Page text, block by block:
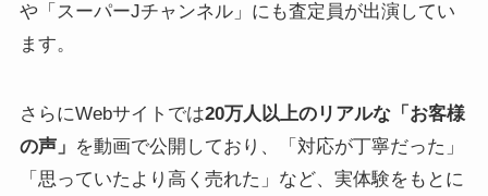
や「スーパーJチャンネル」にも査定員が出演してい
ます。
さらにWebサイトでは20万人以上のリアルな「お客様
の声」 を動画で公開しており、「対応が丁寧だった」
「思っていたより高く売れた」など、実体験をもとに